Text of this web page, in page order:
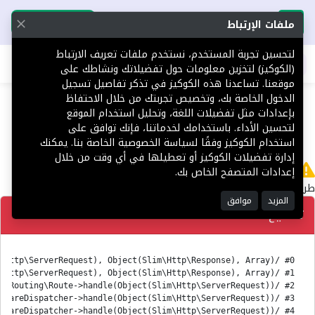
تحميل التطبيق تحميل التطبيق
اطلب عقارك
404 لا يوجد
طريق 'en/Platform' غير معثور عليه.
تصحيح
ملفات الإرتباط
لتحسين تجربة المستخدم، نستخدم ملفات تعريف الارتباط
(الكوكيز) لتخزين معلومات حول تفضيلاتك ونشاطك على
موقعنا. تساعدنا هذه الكوكيز في تذكر تفاصيل تسجيل
الدخول الخاصة بك، وتخصيص تجربتك من خلال الاحتفاظ
بإعدادات مثل تفضيلات اللغة، وتحليل استخدام الموقع
لتحسين الأداء. باستخدامك لخدماتنا، فإنك توافق على
استخدام الكوكيز وفقًا لسياسة الخصوصية الخاصة بنا. يمكنك
إدارة تفضيلات الكوكيز أو تعطيلها في أي وقت من خلال
إعدادات المتصفح الخاص بك.
المزيد موافق